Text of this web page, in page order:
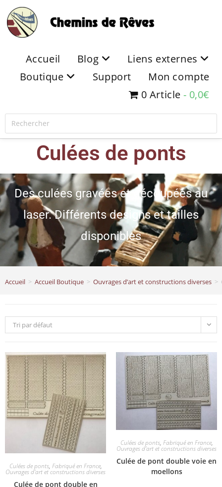
Accueil Blog
Liens externes
Boutique
Support
Mon compte
0 Article
0,0€
Culées de ponts
Des culées gravées et découpées au
laser. Différents designs et tailles
disponibles
Accueil > Accueil Boutique > Ouvrages d’art et constructions diverses >
Tri par défaut
Culées de ponts, Fabriqué en France,
Ouvrages d'art et constructions diverses
Culée de pont double en
Culées de ponts, Fabriqué en France,
Ouvrages d'art et constructions diverses
Culée de pont double voie en
moellons